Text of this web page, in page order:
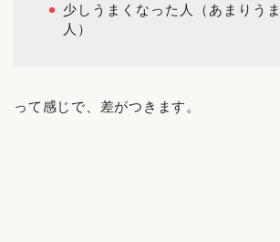
少しうまくなった人（あまりう
人）
って感じで、差がつきます。